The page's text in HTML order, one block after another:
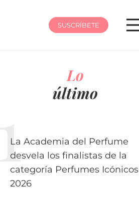
SUSCRÍBETE
Lo
último
La Academia del Perfume
desvela los finalistas de la
categoría Perfumes Icónicos
2026